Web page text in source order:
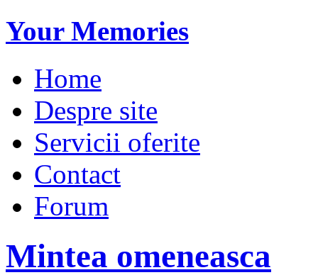
Your Memories
Home
Despre site
Servicii oferite
Contact
Forum
Mintea omeneasca